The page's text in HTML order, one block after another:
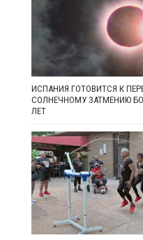
ИСПАНИЯ ГОТОВИТСЯ К
СОЛНЕЧНОМУ ЗАТМЕНИЮ
ЛЕТ